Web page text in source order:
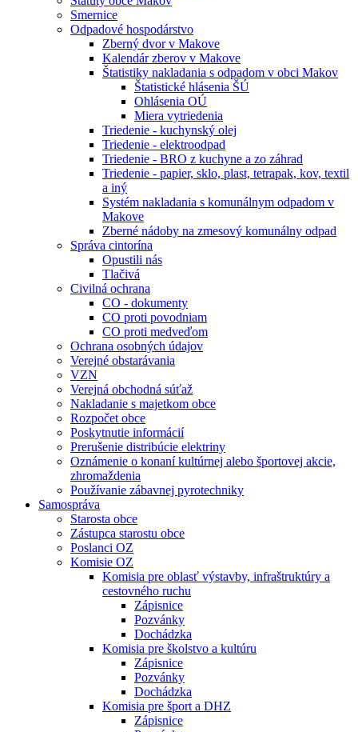
Smernice
Odpadové hospodárstvo
Zberný dvor v Makove
Kalendár zberov v Makove
Štatistiky nakladania s odpadom v obci Makov
Štatistické hlásenia ŠÚ
Ohlásenia OÚ
Miera vytriedenia
Triedenie - kuchynský olej
Triedenie - elektroodpad
Triedenie - BRO z kuchyne a zo záhrad
Triedenie - papier, sklo, plast, tetrapak, kov, textil
a iný
Systém nakladania s komunálnym odpadom v
Makove
Zberné nádoby na zmesový komunálny odpad
Správa cintorína
Opustili nás
Tlačivá
Civilná ochrana
CO - dokumenty
CO proti povodniam
CO proti medveďom
Ochrana osobných údajov
Verejné obstarávania
VZN
Verejná obchodná súťaž
Nakladanie s majetkom obce
Rozpočet obce
Poskytnutie informácií
Prerušenie distribúcie elektriny
Oznámenie o konaní kultúrnej alebo športovej akcie,
zhromaždenia
Používanie zábavnej pyrotechniky
Samospráva
Starosta obce
Zástupca starostu obce
Poslanci OZ
Komisie OZ
Komisia pre oblasť výstavby, infraštruktúry a
cestovného ruchu
Zápisnice
Pozvánky
Dochádzka
Komisia pre školstvo a kultúru
Zápisnice
Pozvánky
Dochádzka
Komisia pre šport a DHZ
Zápisnice